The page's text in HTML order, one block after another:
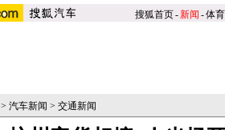
搜狐首页-新闻 -体育
> 汽车新闻 > 交通新闻